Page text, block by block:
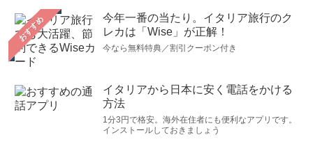
おすすめ
今年一番の当たり。イタリア旅行のク
レカは「Wise」が正解！
今なら無料特典／割引クーポン付き
イタリアから日本に安く電話をかける
方法
1分3円で格安。海外在住者にも便利なアプリです。
インストールしておきましょう